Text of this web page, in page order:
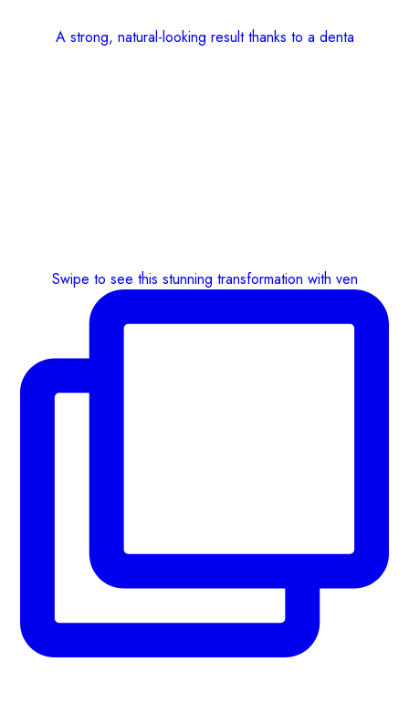
A strong, natural-looking result thanks to a denta
Swipe to see this stunning transformation with ven